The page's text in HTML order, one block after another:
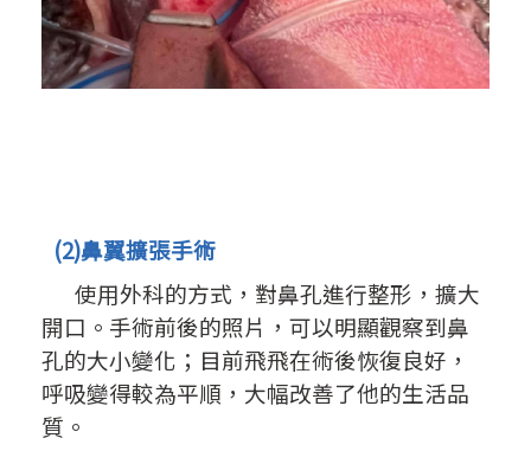
(2)鼻翼擴張手術
使用外科的方式，對鼻孔進行整形，擴大
開口。 手術前後的照片，可以明顯觀察到鼻
孔的大小變化； 目前飛飛在術後恢復良好，
呼吸變得較為平順，大幅改善了他的生活品
質。